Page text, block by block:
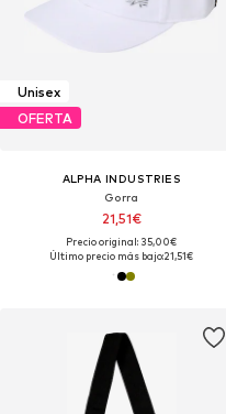
Unisex
OFERTA
ALPHA INDUSTRIES
Gorra
21,51€
Precio original: 35,00€
Último precio más bajo:21,51€